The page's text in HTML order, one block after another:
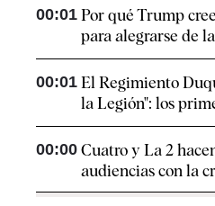
00:01 Por qué Trump
para alegrarse de
00:01 El Regimiento
la Legión": los
00:00 Cuatro y La 2
audiencias con la